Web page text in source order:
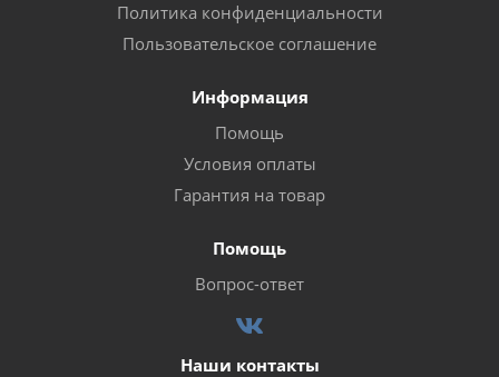
Политика конфиденциальности
Пользовательское соглашение
Информация
Помощь
Условия оплаты
Гарантия на товар
Помощь
Вопрос-ответ
Наши контакты